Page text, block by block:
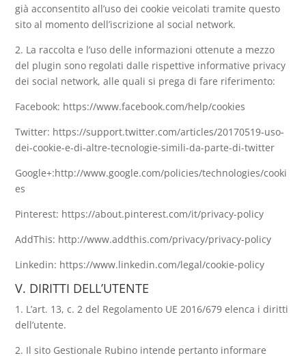
già acconsentito all’uso dei cookie veicolati tramite questo
sito al momento dell’iscrizione al social network.
2. La raccolta e l’uso delle informazioni ottenute a mezzo
del plugin sono regolati dalle rispettive informative privacy
dei social network, alle quali si prega di fare riferimento:
Facebook: https://www.facebook.com/help/cookies
Twitter: https://support.twitter.com/articles/20170519-uso-
dei-cookie-e-di-altre-tecnologie-simili-da-parte-di-twitter
Google+:http://www.google.com/policies/technologies/cooki
es
Pinterest: https://about.pinterest.com/it/privacy-policy
AddThis: http://www.addthis.com/privacy/privacy-policy
Linkedin: https://www.linkedin.com/legal/cookie-policy
V. DIRITTI DELL’UTENTE
1. L’art. 13, c. 2 del Regolamento UE 2016/679 elenca i diritti
dell’utente.
2. Il sito Gestionale Rubino intende pertanto informare